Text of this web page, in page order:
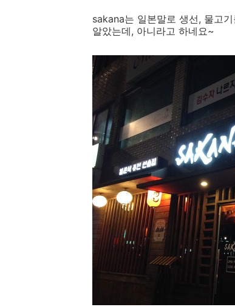
sakana는 일본말로 생선, 물고
알았는데, 아니라고 하네요~